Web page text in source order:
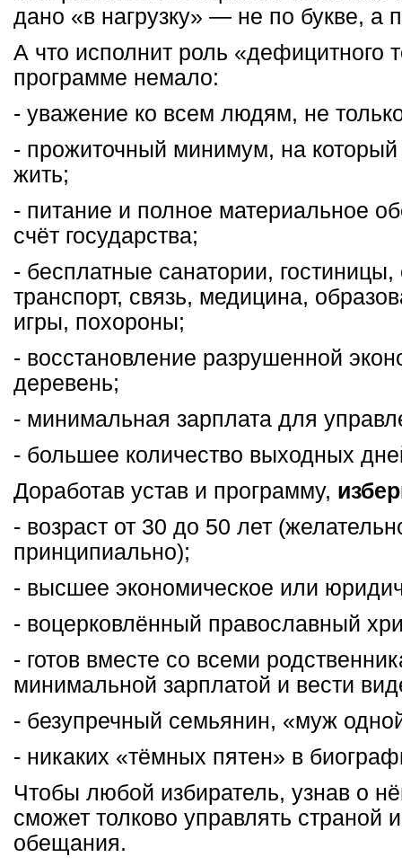
дано «в нагрузку» — не по букве, а
А что исполнит роль «дефицитного
программе немало:
- уважение ко всем людям, не
- прожиточный минимум, на
жить;
- питание и полное материальное
счёт государства;
- бесплатные санатории,
транспорт, связь, медицина,
игры, похороны;
- восстановление разрушенной
деревень;
- минимальная зарплата для
- большее количество выходных
Доработав устав и программу,
- возраст от 30 до 50 лет
принципиально);
- высшее экономическое или
- воцерковлённый православный
- готов вместе со всеми
минимальной зарплатой и вести
- безупречный семьянин, «муж
- никаких «тёмных пятен» в
Чтобы любой избиратель, узнав о
сможет толково управлять страной
обещания.